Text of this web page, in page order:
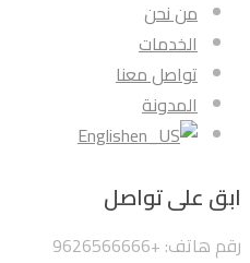
من نحن
الخدمات
تواصل معنا
المدونة
English
ابق على تواصل
رقم هاتف: +9626566666